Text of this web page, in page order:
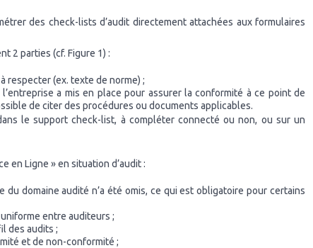
des check-lists d’audit directement attachées aux formulaires
2 parties (cf. Figure 1) :
respecter (ex. texte de norme) ;
a mis en place pour assurer la conformité à ce point de
de citer des procédures ou documents applicables.
le support check-list, à compléter connecté ou non, ou sur un
en Ligne » en situation d’audit :
du domaine audité n’a été omis, ce qui est obligatoire pour certains
entre auditeurs ;
des audits ;
et de non-conformité ;